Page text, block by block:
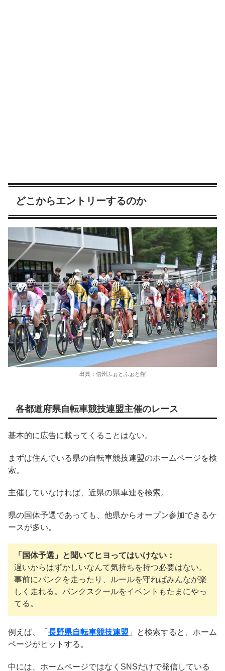
どこからエントリーするのか
出典：信州ふぉとふぉと館
各都道府県自転車競技連盟主催のレース
基本的に広告に載ってくることはない。
まずは住んでいる県の自転車競技連盟のホームページを検
索。
主催していなければ、近県の県車連を検索。
県の国体予選であっても、他県からオープン参加できるケ
ースが多い。
「国体予選」と聞いてヒヨってはいけない：
遅いからはずかしいなんて気持ちを持つ必要はない。
事前にバンクを走ったり、ルールを守ればみんなが楽
しく走れる。バンクスクールをイベントもたまにやっ
てる。
例えば、「 長野県自転車競技連盟 」と検索すると、ホーム
ページがヒットする。
中には、ホームページではなくSNSだけで発信している